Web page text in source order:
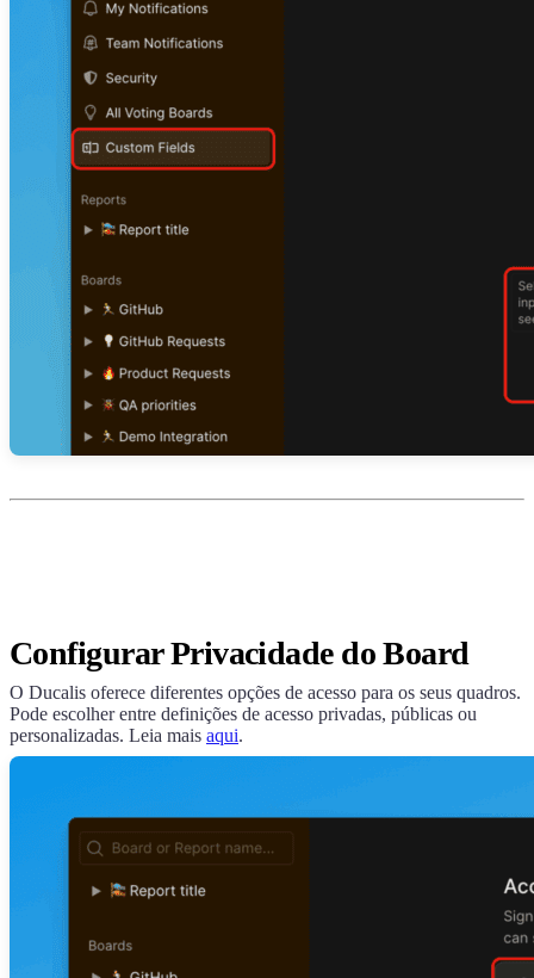
Configurar Privacidade do Board
O Ducalis oferece diferentes opções de acesso para os seus quadros.
Pode escolher entre definições de acesso privadas, públicas ou
personalizadas. Leia mais aqui.